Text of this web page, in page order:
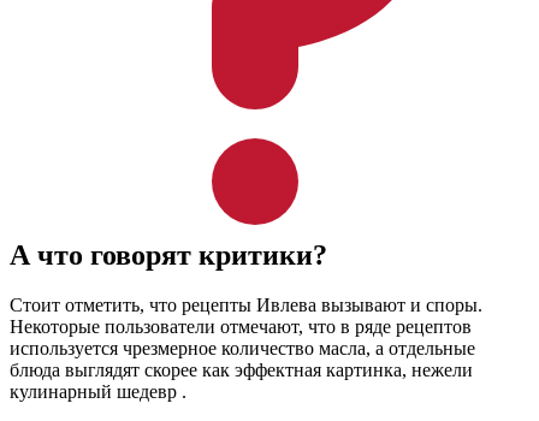
А что говорят критики?
Стоит отметить, что рецепты Ивлева вызывают и споры.
Некоторые пользователи отмечают, что в ряде рецептов
используется чрезмерное количество масла, а отдельные
блюда выглядят скорее как эффектная картинка, нежели
кулинарный шедевр .